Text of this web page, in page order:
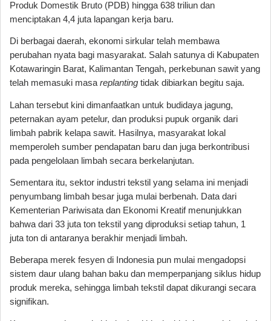
Produk Domestik Bruto (PDB) hingga 638 triliun dan
menciptakan 4,4 juta lapangan kerja baru.
Di berbagai daerah, ekonomi sirkular telah membawa
perubahan nyata bagi masyarakat. Salah satunya di Kabupaten
Kotawaringin Barat, Kalimantan Tengah, perkebunan sawit yang
telah memasuki masareplanting tidak dibiarkan begitu saja.
Lahan tersebut kini dimanfaatkan untuk budidaya jagung,
peternakan ayam petelur, dan produksi pupuk organik dari
limbah pabrik kelapa sawit. Hasilnya, masyarakat lokal
memperoleh sumber pendapatan baru dan juga berkontribusi
pada pengelolaan limbah secara berkelanjutan.
Sementara itu, sektor industri tekstil yang selama ini menjadi
penyumbang limbah besar juga mulai berbenah. Data dari
Kementerian Pariwisata dan Ekonomi Kreatif menunjukkan
bahwa dari 33 juta ton tekstil yang diproduksi setiap tahun, 1
juta ton di antaranya berakhir menjadi limbah.
Beberapa merek fesyen di Indonesia pun mulai mengadopsi
sistem daur ulang bahan baku dan memperpanjang siklus hidup
produk mereka, sehingga limbah tekstil dapat dikurangi secara
signifikan.